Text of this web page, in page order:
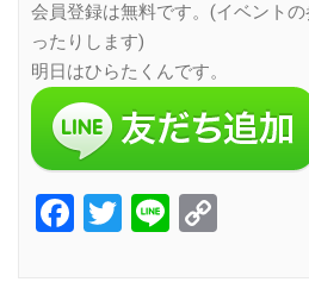
会員登録は無料です。(イベント
ったりします)
明日はひらたくんです。
Facebook
Twitter
Line